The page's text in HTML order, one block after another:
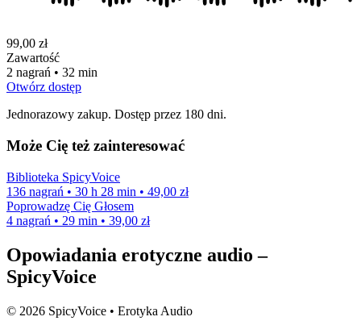
99,00 zł
Zawartość
2 nagrań • 32 min
Otwórz dostęp
Jednorazowy zakup. Dostęp przez 180 dni.
Może Cię też zainteresować
Biblioteka SpicyVoice
136 nagrań • 30 h 28 min • 49,00 zł
Poprowadzę Cię Głosem
4 nagrań • 29 min • 39,00 zł
Opowiadania erotyczne audio –
SpicyVoice
© 2026 SpicyVoice • Erotyka Audio